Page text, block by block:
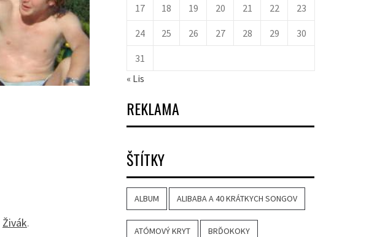
Živák.
17 18 19 20 21 22 23
24 25 26 27 28 29 30
31
« Lis
REKLAMA
ŠTÍTKY
ALBUM ALIBABA A 40 KRÁTKYCH SONGOV
ATÓMOVÝ KRYT BRĎOKOKY